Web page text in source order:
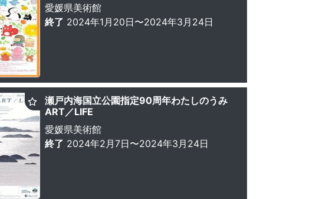
愛媛県美術館
終了 2024年1月20日〜2024年3月24日
瀬戸内海国立公園指定90周年わたしのうみ
ART／LIFE
愛媛県美術館
終了 2024年2月7日〜2024年3月24日